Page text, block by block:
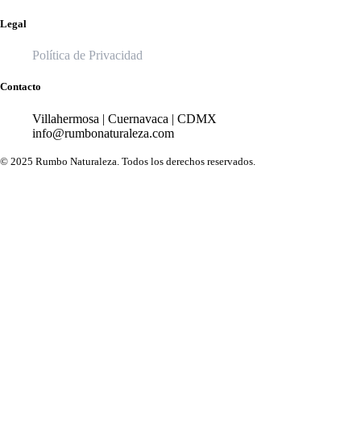
Legal
Política de Privacidad
Contacto
Villahermosa | Cuernavaca | CDMX
info@rumbonaturaleza.com
© 2025 Rumbo Naturaleza. Todos los derechos reservados.